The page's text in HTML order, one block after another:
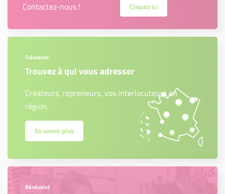
Contactez-nous ! Cliquez ici
Créateurs
Trouvez à qui vous adresser
Créateurs, repreneurs, vos interlocuteurs en
région.
En savoir plus
Bénévolat